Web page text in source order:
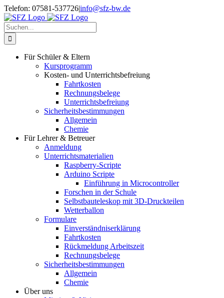
Zum
Inhalt
springen
Telefon: 07581-537726|info@sfz-bw.de
Suche
nach:
Für Schüler & Eltern
Kursprogramm
Kosten- und Unterrichtsbefreiung
Fahrtkosten
Rechnungsbelege
Unterrichtsbefreiung
Sicherheitsbestimmungen
Allgemein
Chemie
Für Lehrer & Betreuer
Anmeldung
Unterrichtsmaterialien
Raspberry-Scripte
Arduino Scripte
Einführung in Microcontroller
Forschen in der Schule
Selbstbauteleskop mit 3D-Druckteilen
Wetterballon
Formulare
Einverständniserklärung
Fahrtkosten
Rückmeldung Arbeitszeit
Rechnungsbelege
Sicherheitsbestimmungen
Allgemein
Chemie
Über uns